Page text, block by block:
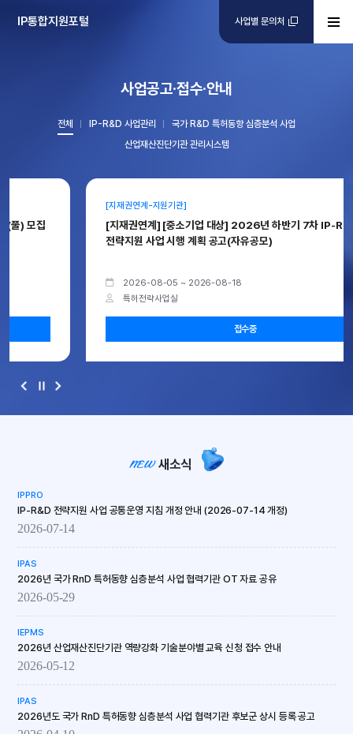
IP통합지원포털 사업별 문의처
사업공고·접수·안내
전체 IP-R&D 사업관리
국가 R&D 특허동향 심층분석 사업
산업재산진단기관 관리시스템
[지재권연계-지원기관]
[지재권연계] [중소기업 대상] 2026년 하반기 7차 IP-R&D
전략지원 사업 시행 계획 공고(자유공모)
2026-08-05 ~ 2026-08-18
특허전략사업실
새소식
IPPRO
IP-R&D 전략지원 사업 공통운영 지침 개정 안내 (2026-07-14 개정)
2026-07-14
IPAS
2026년 국가 RnD 특허동향 심층분석 사업 협력기관 OT 자료 공유
2026-05-29
IEPMS
2026년 산업재산진단기관 역량강화 기술분야별 교육 신청 접수 안내
2026-05-12
IPAS
2026년도 국가 RnD 특허동향 심층분석 사업 협력기관 후보군 상시 등록 공고